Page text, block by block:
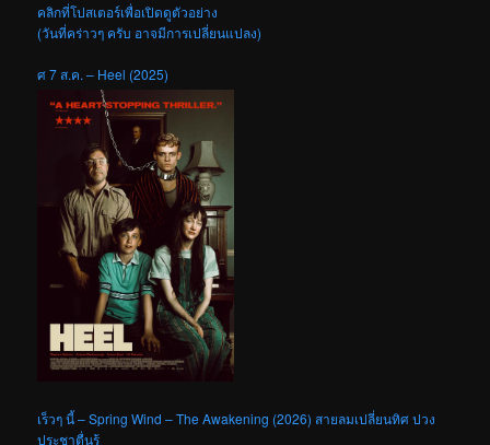
คลิกที่โปสเตอร์เพื่อเปิดดูตัวอย่าง
(วันที่คร่าวๆ ครับ อาจมีการเปลี่ยนแปลง)
ศ 7 ส.ค. – Heel (2025)
เร็วๆ นี้ – Spring Wind – The Awakening (2026) สายลมเปลี่ยนทิศ ปวง
ประชาตื่นรู้